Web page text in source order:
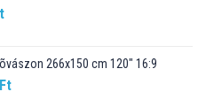
Current
89.990 Ft.266x150 cm 120" 16:9
FtCurrent